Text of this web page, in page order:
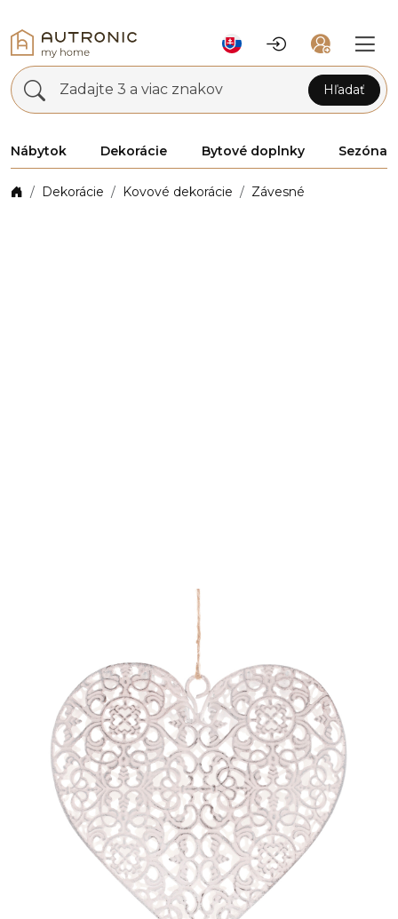
Zadajte 3 a viac znakov Hľadať
Nábytok Dekorácie Bytové doplnky Sezóna
Dekorácie Kovové dekorácie Závesné